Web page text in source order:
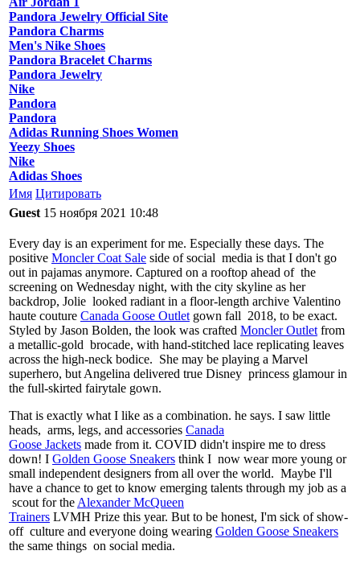
Pandora Jewelry Official Site
Pandora Charms
Men's Nike Shoes
Pandora Bracelet Charms
Pandora Jewelry
Nike
Pandora
Pandora
Adidas Running Shoes Women
Yeezy Shoes
Nike
Adidas Shoes
Имя Цитировать
Guest 15 ноября 2021 10:48
Every day is an experiment for me. Especially these days. The
positive Moncler Coat Sale side of social media is that I don't go
out in pajamas anymore. Captured on a rooftop ahead of the
screening on Wednesday night, with the city skyline as her
backdrop, Jolie looked radiant in a floor-length archive Valentino
haute couture Canada Goose Outlet gown fall 2018, to be exact.
Styled by Jason Bolden, the look was crafted Moncler Outlet from
a metallic-gold brocade, with hand-stitched lace replicating leaves
across the high-neck bodice. She may be playing a Marvel
superhero, but Angelina delivered true Disney princess glamour in
the full-skirted fairytale gown.
That is exactly what I like as a combination. he says. I saw little
heads, arms, legs, and accessories Canada
Goose Jackets made from it. COVID didn't inspire me to dress
down! I Golden Goose Sneakers think I now wear more young or
small independent designers from all over the world. Maybe I'll
have a chance to get to know emerging talents through my job as a
scout for the Alexander McQueen
Trainers LVMH Prize this year. But to be honest, I'm sick of show-
off culture and everyone doing wearing Golden Goose Sneakers
the same things on social media.